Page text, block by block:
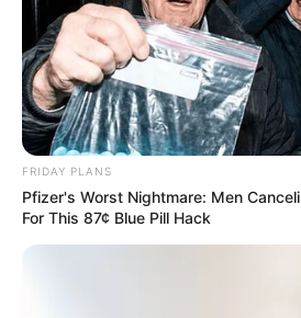
Το αυτοκίνητο που... πέταξε πάνω από τη
On the Run”
Αυτοκίνητο κάνει
Στην παρακάτω
FRIDAY PLANS
Pfizer's Worst Nightmare: Men
For This 87¢ Blue Pill Hack